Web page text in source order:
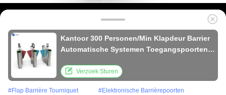
Kantoor 300 Personen/Min Klapdeur Barrier
Automatische Systemen Toegangspoorten
Verzoek Sturen
#Flap Barrière Tourniquet #Elektronische Barrièrepoorten